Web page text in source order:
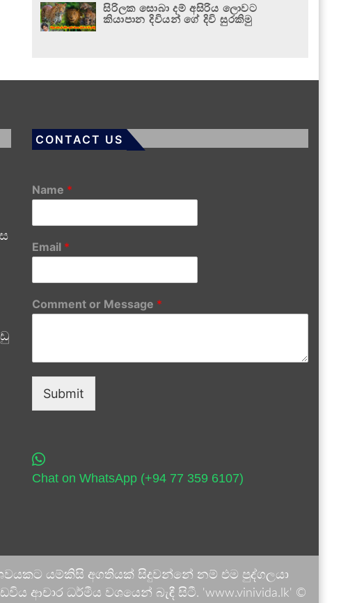
සිරිලක සොබා දම් අසිරිය ලොවට
කියාපාන දිවියන් ගේ දිවි සුරකිමු
CONTACT US
Name *
Email *
Comment or Message *
Submit
Chat on WhatsApp (+94 77 359 6107)
යම්කිසි අගතියක් සිදුවන්නේ නම් එම පුද්ගලයා
ධර්මීය වශයෙන් බැඳී සිටී. 'www.vinivida.lk' ©